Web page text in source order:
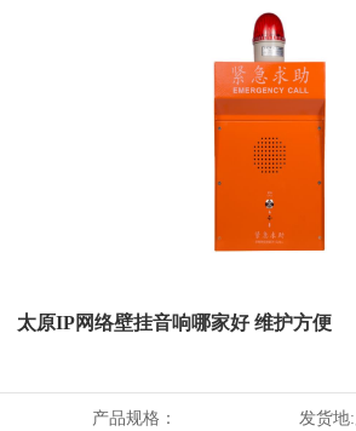
太原IP网络壁挂音响哪家好 维护方便
产品规格： 发货地: